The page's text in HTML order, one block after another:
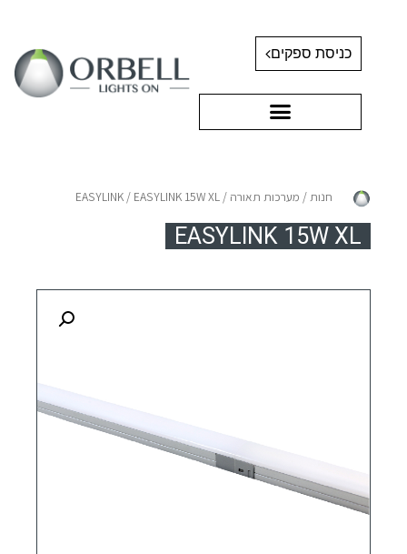
כניסת ספקים
חנות / מערכות תאורה /
EASYLINK / EASYLINK 15W XL
EASYLINK 15W XL